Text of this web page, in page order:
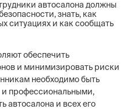
автосалона должны
знать, как
ситуациях и как сообщать
обеспечить
и минимизировать риски
необходимо быть
профессиональными,
автосалона и всех его